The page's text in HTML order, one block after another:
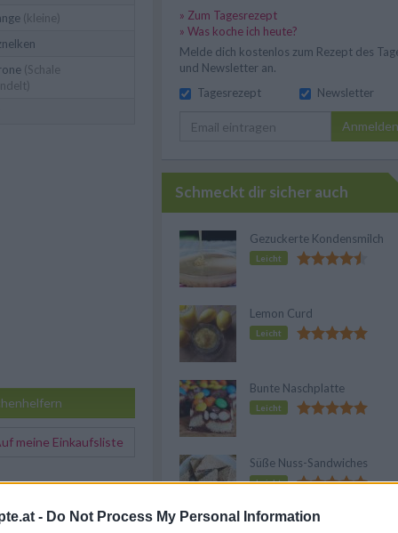
- Do Not Process My Personal Information
(kleine)
(Schale
meine Einkaufsliste
Früchte
Zimt und Nelken in eine
» Zum Tagesrezept
» Was koche ich heute?
Melde dich kostenlos zum Rezept des
und Newsletter an.
Tagesrezept
Newsletter
Anmelden
Schmeckt dir sicher auch
Gezuckerte Kondensmilch
Leicht
Lemon Curd
Leicht
Bunte Naschplatte
Leicht
Süße Nuss-Sandwiches
Leicht